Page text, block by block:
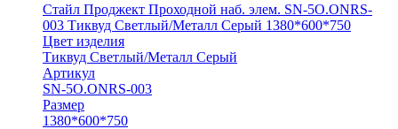
Стайл Проджект Проходной наб. элем. SN-5O.ONRS-
003 Тиквуд Светлый/Металл Серый 1380*600*750
Цвет изделия
Тиквуд Светлый/Металл Серый
Артикул
SN-5O.ONRS-003
Размер
1380*600*750